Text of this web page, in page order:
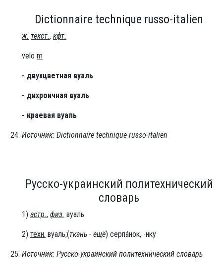
Dictionnaire technique russo-italien
ж. текст., кфт.
velo m
- двухцветная вуаль
- дихроичная вуаль
- краевая вуаль
Источник: Dictionnaire technique russo-italien
Русско-украинский политехнический
словарь
1) астр., физ. вуаль
2) техн. вуаль;(ткань - ещё) серпа́нок, -нку
Источник: Русско-украинский политехнический словарь